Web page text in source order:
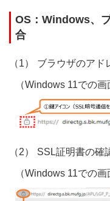
OS：Windows、
合
ブラウザのアド
（Windows 11での画
SSL証明書の確
（Windows 11での画